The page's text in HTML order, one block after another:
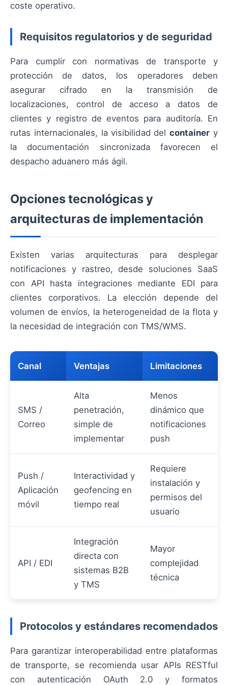
coste operativo.
Requisitos regulatorios y de seguridad
Para cumplir con normativas de transporte y
protección de datos, los operadores deben
asegurar cifrado en la transmisión de
localizaciones, control de acceso a datos de
clientes y registro de eventos para auditoría. En
rutas internacionales, la visibilidad delcontainer y
la documentación sincronizada favorecen el
despacho aduanero más ágil.
Opciones tecnológicas y
arquitecturas de implementación
Existen varias arquitecturas para desplegar
notificaciones y rastreo, desde soluciones SaaS
con API hasta integraciones mediante EDI para
clientes corporativos. La elección depende del
volumen de envíos, la heterogeneidad de la flota y
la necesidad de integración con TMS/WMS.
Canal Ventajas Limitaciones
SMS /
Correo
Alta
penetración,
simple de
implementar
Menos
dinámico que
notificaciones
push
Push /
Aplicación
móvil
Interactividad y
geofencing en
tiempo real
Requiere
instalación y
permisos del
usuario
API / EDI
Integración
directa con
sistemas B2B
y TMS
Mayor
complejidad
técnica
Protocolos y estándares recomendados
Para garantizar interoperabilidad entre plataformas
de transporte, se recomienda usar APIs RESTful
con autenticación OAuth 2.0 y formatos